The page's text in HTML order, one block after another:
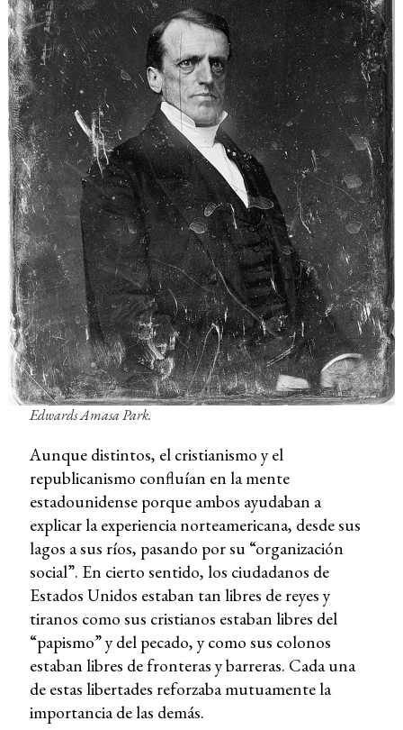
Edwards Amasa Park.
Aunque distintos, el cristianismo y el
republicanismo confluían en la mente
estadounidense porque ambos ayudaban a
explicar la experiencia norteamericana, desde sus
lagos a sus ríos, pasando por su “organización
social”. En cierto sentido, los ciudadanos de
Estados Unidos estaban tan libres de reyes y
tiranos como sus cristianos estaban libres del
“papismo” y del pecado, y como sus colonos
estaban libres de fronteras y barreras. Cada una
de estas libertades reforzaba mutuamente la
importancia de las demás.